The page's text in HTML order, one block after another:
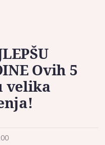
Ovih 5
velika